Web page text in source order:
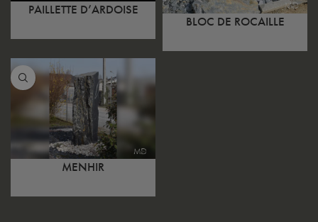
PAILLETTE D’ARDOISE
BLOC DE ROCAILLE
MENHIR